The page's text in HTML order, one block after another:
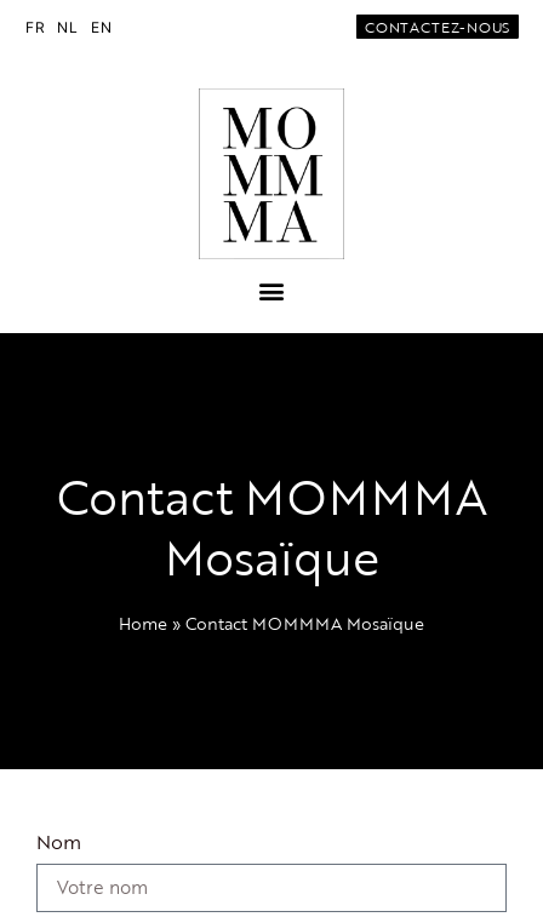
FR NL EN CONTACTEZ-NOUS
Contact MOMMMA
Mosaïque
Home » Contact MOMMMA Mosaïque
Nom